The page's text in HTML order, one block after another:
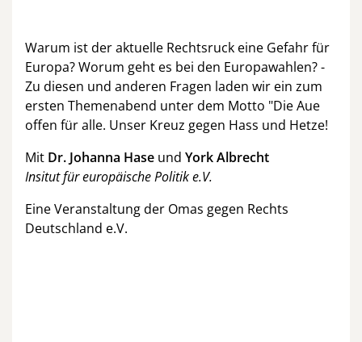
Warum ist der aktuelle Rechtsruck eine Gefahr für
Europa? Worum geht es bei den Europawahlen? -
Zu diesen und anderen Fragen laden wir ein zum
ersten Themenabend unter dem Motto "Die Aue
offen für alle. Unser Kreuz gegen Hass und Hetze!
Mit Dr. Johanna Hase und York Albrecht
Insitut für europäische Politik e.V.
Eine Veranstaltung der Omas gegen Rechts
Deutschland e.V.